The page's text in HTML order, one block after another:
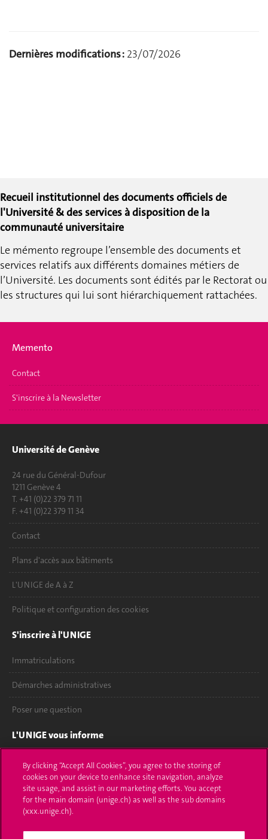
Dernières modifications : 23/07/2026
Recueil institutionnel des documents officiels de
l'Université & des services à disposition de la
communauté universitaire
Le mémento regroupe l’ensemble des documents et
services relatifs aux différents domaines métiers de
l’Université. Les documents sont édités par le Rectorat ou
les structures qui lui sont hiérarchiquement rattachées.
Memento
Contact
S'inscrire à la Newsletter
Université de Genève
24 rue du Général-Dufour
1211 Genève 4
T. +41 (0)22 379 71 11
F. +41 (0)22 379 11 34
Contact
Plans d'accès aux bâtiments
L'UNIGE de A à Z
Politique et configuration des cookies
S'inscrire à l'UNIGE
Immatriculations
Démarches administratives
Poser une question
L'UNIGE vous informe
UNIGE Mobile
Médias
Offres d'emploi
Bibliothèque
By clicking “Accept All Cookies”, you agree to the storing of
cookies on your device to enhance site navigation, analyze
site usage, and assist in our marketing efforts. You accept
for the main domain (unige.ch) as well as the sub domains
(xxx.unige.ch).